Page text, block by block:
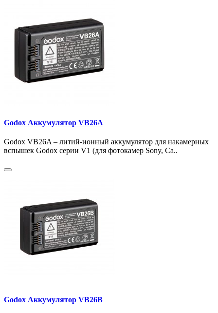
Godox Аккумулятор VB26A
Godox VB26A – литий-ионный аккумулятор для накамерных
вспышек Godox серии V1 (для фотокамер Sony, Ca..
Godox Аккумулятор VB26B